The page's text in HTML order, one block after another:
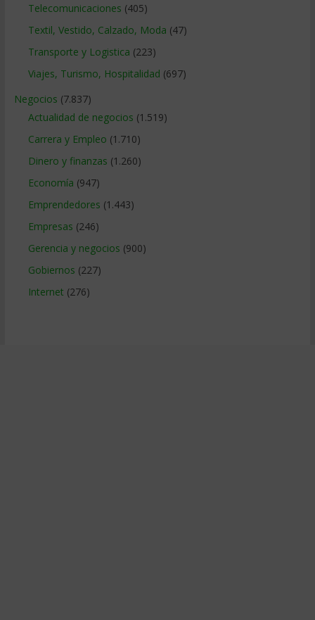
Telecomunicaciones (405)
Textil, Vestido, Calzado, Moda (47)
Transporte y Logistica (223)
Viajes, Turismo, Hospitalidad (697)
Negocios (7.837)
Actualidad de negocios (1.519)
Carrera y Empleo (1.710)
Dinero y finanzas (1.260)
Economía (947)
Emprendedores (1.443)
Empresas (246)
Gerencia y negocios (900)
Gobiernos (227)
Internet (276)